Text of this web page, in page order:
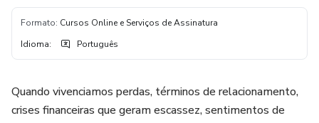
Formato: Cursos Online e Serviços de Assinatura
Idioma: Português
Quando vivenciamos perdas, términos de relacionamento,
crises financeiras que geram escassez, sentimentos de